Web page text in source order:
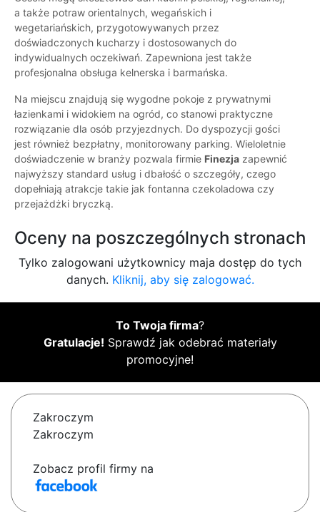
a także potraw orientalnych, wegańskich i
wegetariańskich, przygotowywanych przez
doświadczonych kucharzy i dostosowanych do
indywidualnych oczekiwań. Zapewniona jest także
profesjonalna obsługa kelnerska i barmańska.
Na miejscu znajdują się wygodne pokoje z prywatnymi
łazienkami i widokiem na ogród, co stanowi praktyczne
rozwiązanie dla osób przyjezdnych. Do dyspozycji gości
jest również bezpłatny, monitorowany parking. Wieloletnie
doświadczenie w branży pozwala firmie Finezja zapewnić
najwyższy standard usług i dbałość o szczegóły, czego
dopełniają atrakcje takie jak fontanna czekoladowa czy
przejażdżki bryczką.
Oceny na poszczególnych stronach
Tylko zalogowani użytkownicy maja dostęp do tych
danych. Kliknij, aby się zalogować.
To Twoja firma?
Gratulacje! Sprawdź jak odebrać materiały
promocyjne!
Zakroczym
Zakroczym
Zobacz profil firmy na